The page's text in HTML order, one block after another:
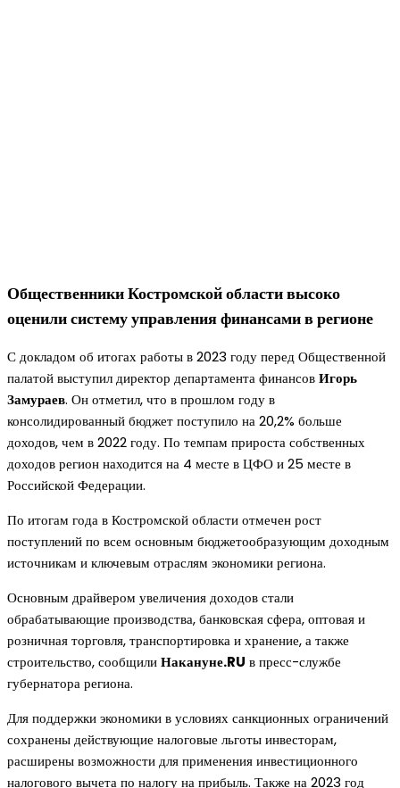
Общественники Костромской области высоко
оценили систему управления финансами в регионе
С докладом об итогах работы в 2023 году перед Общественной
палатой выступил директор департамента финансовИгорь
Замураев. Он отметил, что в прошлом году в
консолидированный бюджет поступило на 20,2% больше
доходов, чем в 2022 году. По темпам прироста собственных
доходов регион находится на 4 месте в ЦФО и 25 месте в
Российской Федерации.
По итогам года в Костромской области отмечен рост
поступлений по всем основным бюджетообразующим доходным
источникам и ключевым отраслям экономики региона.
Основным драйвером увеличения доходов стали
обрабатывающие производства, банковская сфера, оптовая и
розничная торговля, транспортировка и хранение, а также
строительство, сообщилиНакануне.RU в пресс-службе
губернатора региона.
Для поддержки экономики в условиях санкционных ограничений
сохранены действующие налоговые льготы инвесторам,
расширены возможности для применения инвестиционного
налогового вычета по налогу на прибыль. Также на 2023 год